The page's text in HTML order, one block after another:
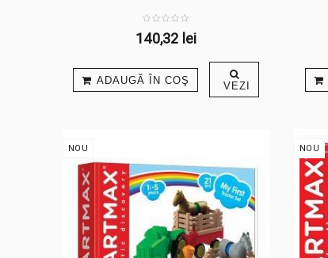
140,32 lei
ADAUGĂ ÎN COŞ VEZI
NOU NOU